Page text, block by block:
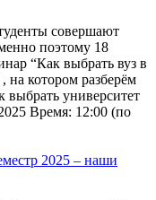
совершают
поэтому 18
“Как выбрать вуз в
на котором разберём
университет
Время: 12:00 (по
2025 – наши